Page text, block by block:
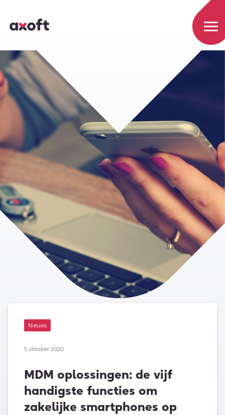
Nieuws
5 oktober 2020
MDM oplossingen: de vijf
handigste functies om
zakelijke smartphones op